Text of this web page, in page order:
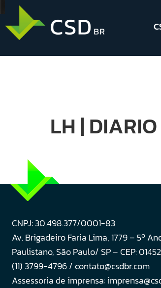
LH |
CNPJ: 30.498.377/0001-83
Av. Brigadeiro Faria Lima, 1779 – 5o
Paulistano, São Paulo/ SP – CEP:
(11) 3799-4796 / contato@csdbr.com
Assessoria de imprensa: